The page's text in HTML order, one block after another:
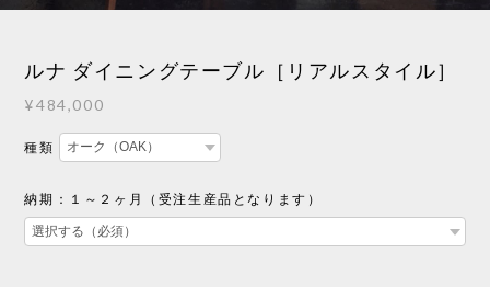
ルナ ダイニングテーブル［リアルスタイル］
¥484,000
種類
納期：１～２ヶ月（受注生産品となります）